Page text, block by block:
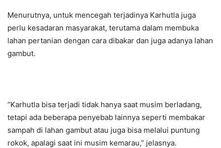
Menurutnya, untuk mencegah terjadinya Karhutla juga
perlu kesadaran masyarakat, terutama dalam membuka
lahan pertanian dengan cara dibakar dan juga adanya lahan
gambut.
“Karhutla bisa terjadi tidak hanya saat musim berladang,
tetapi ada beberapa penyebab lainnya seperti membakar
sampah di lahan gambut atau juga bisa melalui puntung
rokok, apalagi saat ini musim kemarau,” jelasnya.